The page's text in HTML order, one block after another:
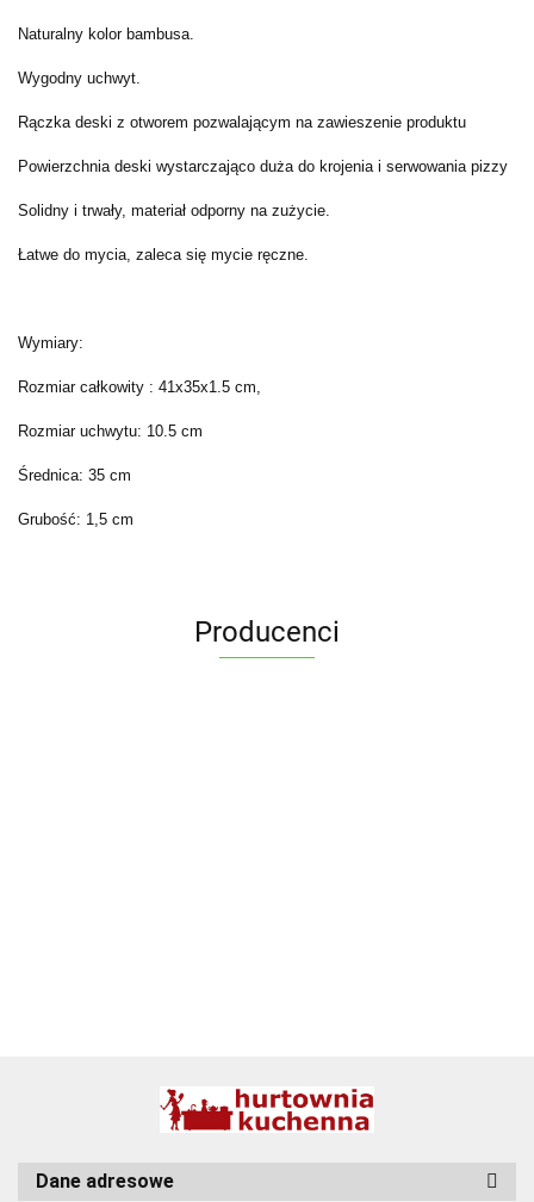
Naturalny kolor bambusa.
Wygodny uchwyt.
Rączka deski z otworem pozwalającym na zawieszenie produktu
Powierzchnia deski wystarczająco duża do krojenia i serwowania pizzy
Solidny i trwały, materiał odporny na zużycie.
Łatwe do mycia, zaleca się mycie ręczne.
Wymiary:
Rozmiar całkowity : 41x35x1.5 cm,
Rozmiar uchwytu: 10.5 cm
Średnica: 35 cm
Grubość: 1,5 cm
Producenci
Dane adresowe